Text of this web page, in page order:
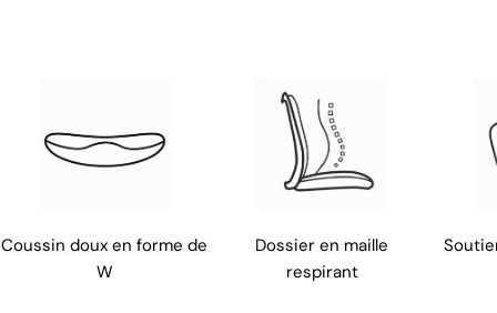
Coussin doux en forme de
W
Dossier en maille
respirant